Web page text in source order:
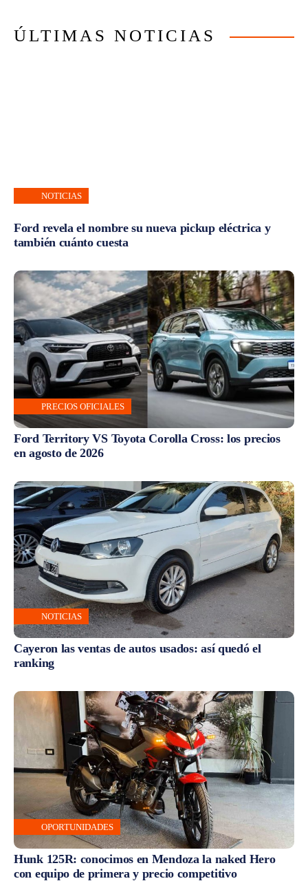
ÚLTIMAS NOTICIAS
NOTICIAS
Ford revela el nombre su nueva pickup eléctrica y
también cuánto cuesta
PRECIOS OFICIALES
Ford Territory VS Toyota Corolla Cross: los precios
en agosto de 2026
NOTICIAS
Cayeron las ventas de autos usados: así quedó el
ranking
OPORTUNIDADES
Hunk 125R: conocimos en Mendoza la naked Hero
con equipo de primera y precio competitivo